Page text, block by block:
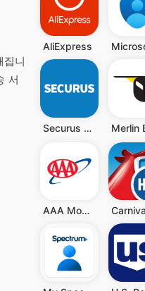
니
서
AliExpress
Securus Mobile
AAA Mobile